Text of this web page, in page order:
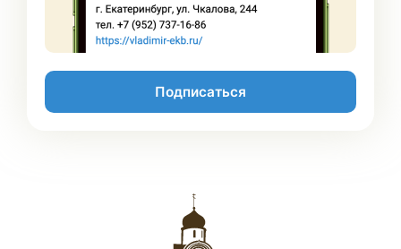
Подписаться